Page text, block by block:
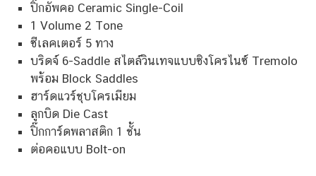
ปิ๊กอัพคอ Ceramic Single-Coil
1 Volume 2 Tone
ซีเลคเตอร์ 5 ทาง
บริดจ์ 6-Saddle สไตล์วินเทจแบบซิงโครไนซ์ Tremolo
พร้อม Block Saddles
ฮาร์ดแวร์ชุบโครเมียม
ลูกบิด Die Cast
ปิ๊กการ์ดพลาสติก 1 ชั้น
ต่อคอแบบ Bolt-on